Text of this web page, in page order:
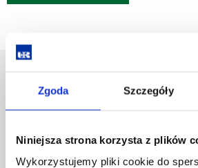
Zgoda Szczegóły
Niniejsza strona korzysta z plików
Wykorzystujemy pliki cookie do
Al. Tadeusza Rejtana 16C
35-959 Rzeszów
Pomiń
nawigację
Polityka prywatności
Mapa serwisu